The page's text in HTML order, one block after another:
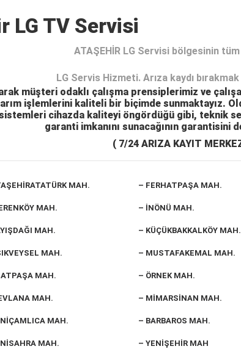
LG TV Servisi
ATAŞEHİR LG Servisi bölgesinin
LG Servis Hizmeti. Arıza kaydı
müşteri odaklı çalışma prensiplerimiz ve
işlemlerini kaliteli bir biçimde sunmaktayız.
cihazda kaliteyi öngördüğü gibi, teknik
garanti imkanını sunacağının garantisini
( 7/24 ARIZA KAYIT
MAH. – FERHATPAŞA MAH.
MAH. – İNÖNÜ MAH.
MAH. – KÜÇÜKBAKKALKÖY MAH.
MAH. – MUSTAFAKEMAL MAH.
MAH. – ÖRNEK MAH.
MAH. – MİMARSİNAN MAH.
MAH. – BARBAROS MAH.
MAH. – YENİŞEHİR MAH